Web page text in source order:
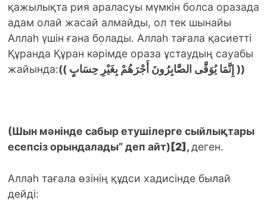
қажылықта рия араласуы мүмкін болса оразада
адам олай жасай алмайды, ол тек шынайы
Аллаһ үшін ғана болады. Аллаһ тағала қасиетті
Құранда Құран кәрімде ораза ұстаудың сауабы
жайында:
(( إِنَّمَا يُوَفَّى الصَّابِرُونَ أَجْرَهُمْ بِغَيْرِ حِسَابٍ ))
(Шын мәнінде сабыр етушілерге сыйлықтары
есепсіз орындалады” деп айт) [2] ,деген.
Аллаһ тағала өзінің құдси хадисінде былай
дейді: